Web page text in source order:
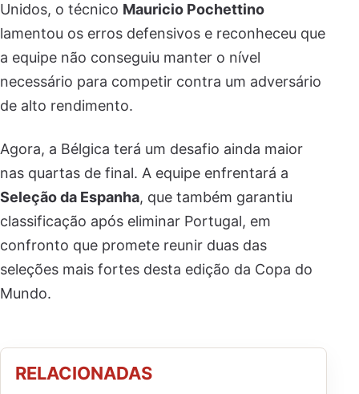
Unidos, o técnico Mauricio Pochettino
lamentou os erros defensivos e reconheceu que
a equipe não conseguiu manter o nível
necessário para competir contra um adversário
de alto rendimento.
Agora, a Bélgica terá um desafio ainda maior
nas quartas de final. A equipe enfrentará a
Seleção da Espanha, que também garantiu
classificação após eliminar Portugal, em
confronto que promete reunir duas das
seleções mais fortes desta edição da Copa do
Mundo.
RELACIONADAS